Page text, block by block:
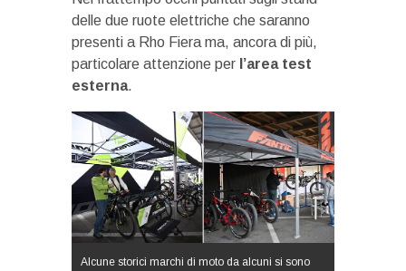
delle due ruote elettriche che saranno
presenti a Rho Fiera ma, ancora di più,
particolare attenzione per l’area test
esterna.
Alcune storici marchi di moto da alcuni si sono